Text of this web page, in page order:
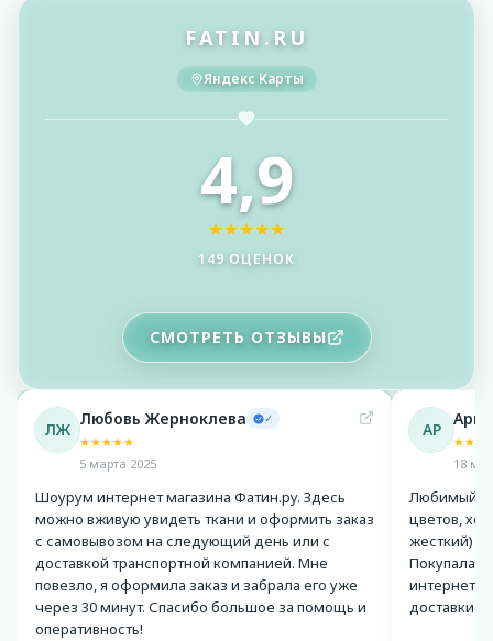
FATIN.RU
Яндекс Карты
4,9
★★★★★
149 ОЦЕНОК
СМОТРЕТЬ ОТЗЫВЫ
ЛЖ
Любовь Жерноклева ✓
★★★★★
5 марта 2025
Шоурум интернет магазина Фатин.ру. Здесь
можно вживую увидеть ткани и оформить заказ
с самовывозом на следующий день или с
доставкой транспортной компанией. Мне
повезло, я оформила заказ и забрала его уже
через 30 минут. Спасибо большое за помощь и
оперативность!
АР
★★
18
Любимый
цветов,
жесткий) и
Покупала
интернет-
доставки.